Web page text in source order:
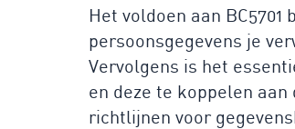
Het voldoen aan
persoonsgegevens je
Vervolgens is het
en deze te koppelen
richtlijnen voor